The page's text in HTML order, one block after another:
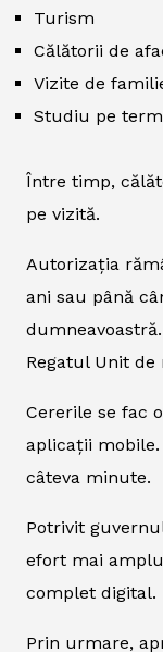
Turism
Călătorii de
Vizite de
Studiu pe
Între timp,
pe vizită.
Autorizația
ani sau până
Regatul Unit
Cererile se fac
aplicații
câteva minute.
Potrivit
efort mai
complet digital.
Prin urmare,